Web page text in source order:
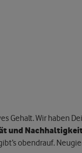
Gehalt. Wir haben
und
obendrauf.